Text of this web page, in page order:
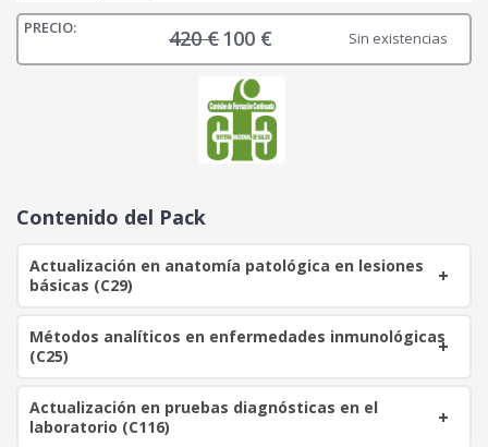
420€ E
l
r
e
c
i
n
100 €
l
r
e
c
t
l
Sin existencias
Contenido del Pack
Actualización en anatomía patológica en lesiones
básicas (C29)
Métodos analíticos en enfermedades inmunológicas
(C25)
Actualización en pruebas diagnósticas en el
laboratorio (C116)